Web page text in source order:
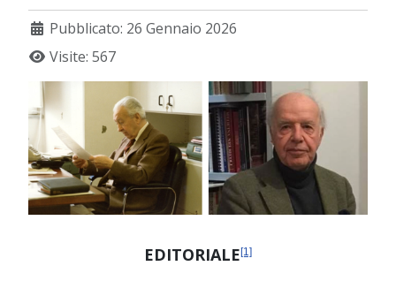
Pubblicato: 26 Gennaio 2026
Visite: 567
EDITORIALE [1]